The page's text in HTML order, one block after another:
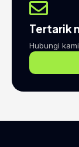
Tertarik
Hubungi